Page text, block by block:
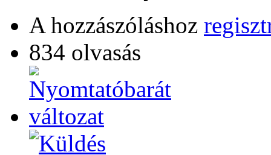
A hozzászóláshoz
834 olvasás